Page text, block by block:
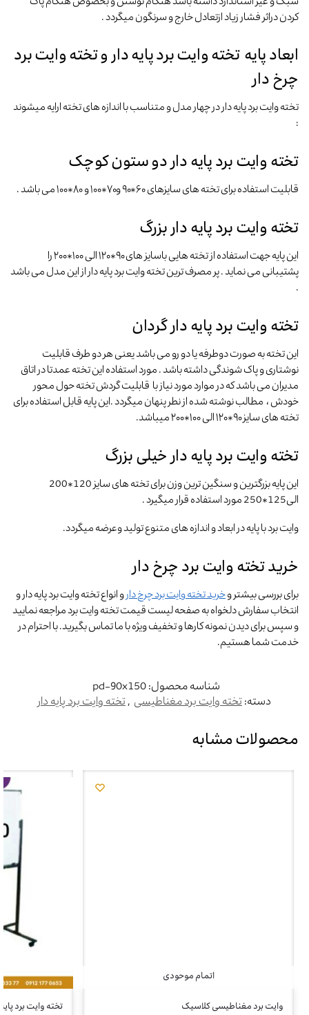
کردن دراثر فشار زیاد ازتعادل خارج و سرنگون میگردد .
ابعاد پایه تخته وایت برد پایه دار و تخته وایت برد
چرخ دار
تخته وایت برد پایه دار در چهار مدل و متناسب با اندازه های تخته ارایه میشوند
:
تخته وایت برد پایه دار دو ستون کوچک
قابلیت استفاده برای تخته های سایزهای ۶۰*۹۰ و۷۰*۱۰۰ و ۸۰*۱۰۰ می باشد .
تخته وایت برد پایه دار بزرگ
این پایه جهت استفاده از تخته هایی باسایز های ۹۰*۱۲۰ الی ۱۰۰*۲۰۰ را
پشتیبانی می نماید . پر مصرف ترین تخته وایت برد پایه دار از این مدل می باشد
.
تخته وایت برد پایه دار گردان
این تخته به صورت دوطرفه یا دو رو می باشد یعنی هر دو طرف قابلیت
نوشتاری و پاک شوندگی داشته باشد . مورد استفاده این تخته عمدتا در اتاق
مدیران می باشد که در موارد مورد نیاز با قابلیت گردش تخته حول محور
خودش ، مطالب نوشته شده از نطر پنهان میگردد .این پایه قابل استفاده برای
تخته های سایز ۹۰*۱۲۰ الی ۱۰۰*۲۰۰ میباشد.
تخته وایت برد پایه دار خیلی بزرگ
این پایه بزرگترین و سنگین ترین وزن برای تخته های سایز 120*200
الی125*250 مورد استفاده قرار میگیرد .
وایت برد با پایه در ابعاد و اندازه های متنوع تولید وعرضه میگردد.
خرید تخته وایت برد چرخ دار
برای بررسی بیشتر وخرید تخته وایت برد چرخ دارو انواع تخته وایت برد پایه دار و
انتخاب سفارش دلخواه به صفحه لیست قیمت تخته وایت برد مراجعه نمایید
و سپس برای دیدن نمونه کارها و تخفیف ویژه با ما تماس بگیرید. با احترام در
خدمت شما هستیم.
شناسه محصول:pd-90x150
دسته:تخته وایت برد مغناطیسی ,تخته وایت برد پایه دار
محصولات مشابه
اتمام موحودی
وایت برد مغناطیسی کلاسیک تخته وایت برد پایه دار